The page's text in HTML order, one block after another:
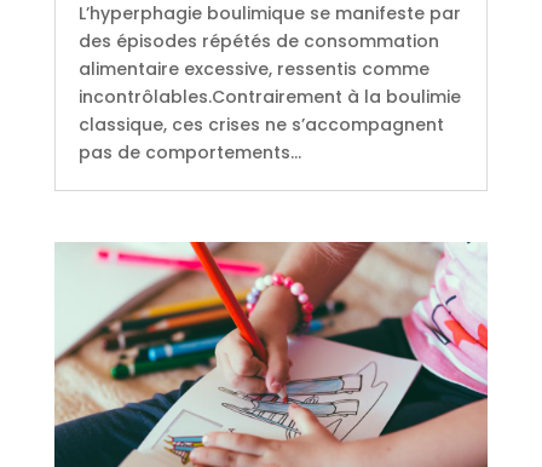
L’hyperphagie boulimique se manifeste par
des épisodes répétés de consommation
alimentaire excessive, ressentis comme
incontrôlables.Contrairement à la boulimie
classique, ces crises ne s’accompagnent
pas de comportements...